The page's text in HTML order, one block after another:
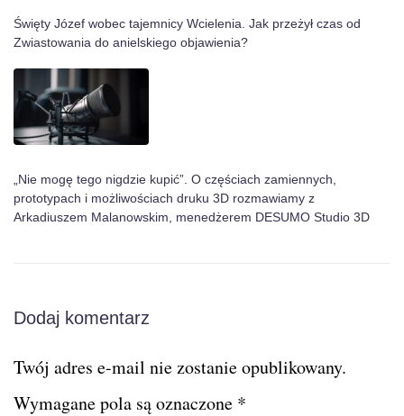
Święty Józef wobec tajemnicy Wcielenia. Jak przeżył czas od
Zwiastowania do anielskiego objawienia?
„Nie mogę tego nigdzie kupić”. O częściach zamiennych,
prototypach i możliwościach druku 3D rozmawiamy z
Arkadiuszem Malanowskim, menedżerem DESUMO Studio 3D
Dodaj komentarz
Twój adres e-mail nie zostanie opublikowany.
Wymagane pola są oznaczone *